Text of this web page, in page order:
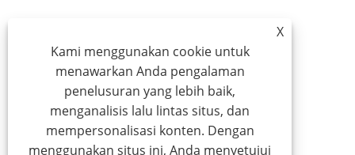
X
Kami menggunakan cookie untuk
menawarkan Anda pengalaman
penelusuran yang lebih baik,
menganalisis lalu lintas situs, dan
mempersonalisasi konten. Dengan
menggunakan situs ini, Anda menyetujui